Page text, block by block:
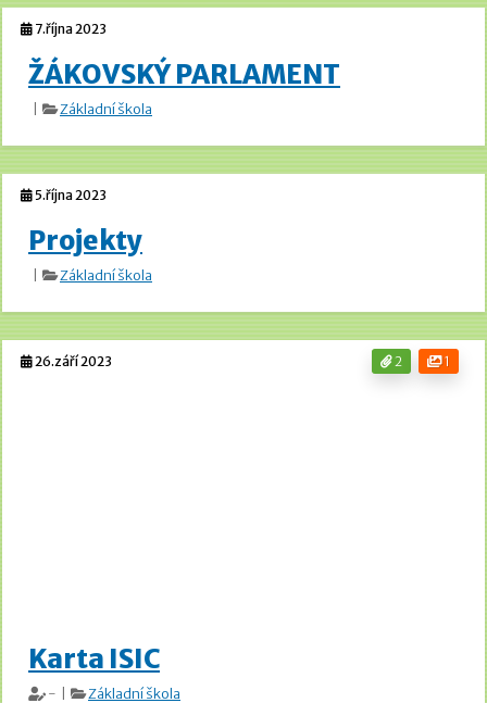
7.října 2023
ŽÁKOVSKÝ PARLAMENT
Základní škola
5.října 2023
Projekty
Základní škola
2 1
26.září 2023
Karta ISIC
- | Základní škola